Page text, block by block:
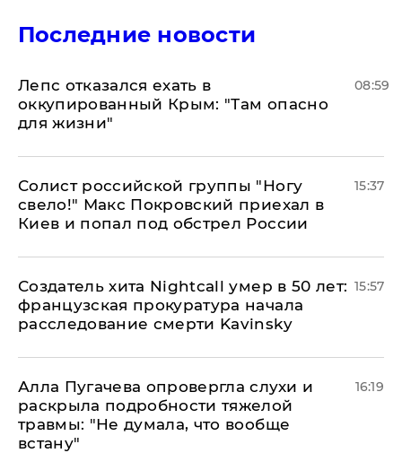
Последние новости
Лепс отказался ехать в
оккупированный Крым: "Там опасно
для жизни"
08:59
Солист российской группы "Ногу
свело!" Макс Покровский приехал в
Киев и попал под обстрел России
15:37
Создатель хита Nightcall умер в 50 лет:
французская прокуратура начала
расследование смерти Kavinsky
15:57
Алла Пугачева опровергла слухи и
раскрыла подробности тяжелой
травмы: "Не думала, что вообще
встану"
16:19